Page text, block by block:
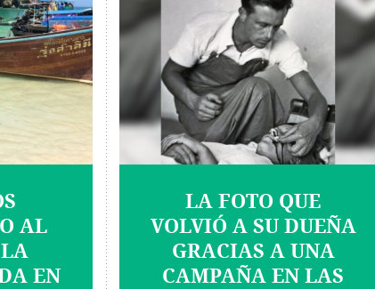
AL
EN
LA FOTO QUE
VOLVIÓ A SU DUEÑA
GRACIAS A UNA
CAMPAÑA EN LAS